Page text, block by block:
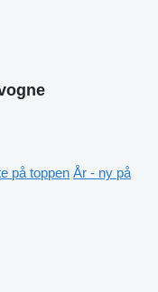
på toppen År - ny på